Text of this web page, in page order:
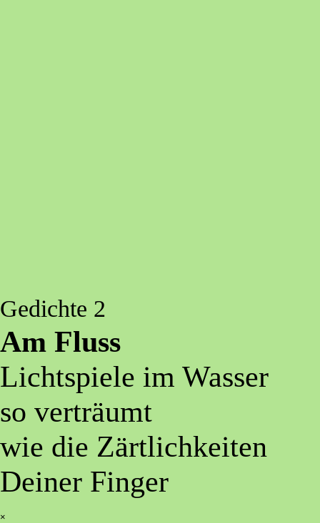
×
Gedichte 2
Am Fluss
Lichtspiele im Wasser
so verträumt
wie die Zärtlichkeiten
Deiner Finger